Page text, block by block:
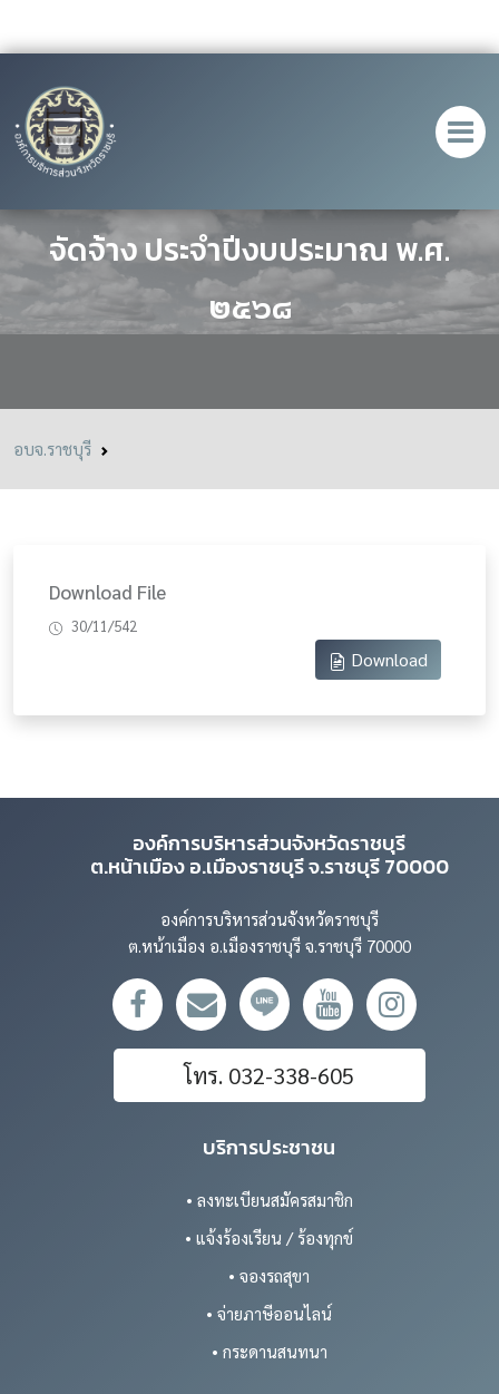
ประกาศ เรื่อง เผยแพร่แผนการจัดซื้อ
จัดจ้าง ประจำปีงบประมาณ พ.ศ.
๒๕๖๘
อบจ.ราชบุรี
Download File
30/11/542
Download
องค์การบริหารส่วนจังหวัดราชบุรี
ต.หน้าเมือง อ.เมืองราชบุรี จ.ราชบุรี 70000
องค์การบริหารส่วนจังหวัดราชบุรี
ต.หน้าเมือง อ.เมืองราชบุรี จ.ราชบุรี 70000
โทร. 032-338-605
บริการประชาชน
• ลงทะเบียนสมัครสมาชิก
• แจ้งร้องเรียน / ร้องทุกข์
• จองรถสุขา
• จ่ายภาษีออนไลน์
• กระดานสนทนา